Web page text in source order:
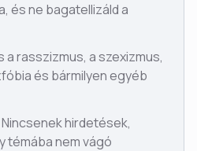
és ne bagatellizáld a
rasszizmus, a szexizmus,
és bármilyen egyéb
hirdetések,
témába nem vágó